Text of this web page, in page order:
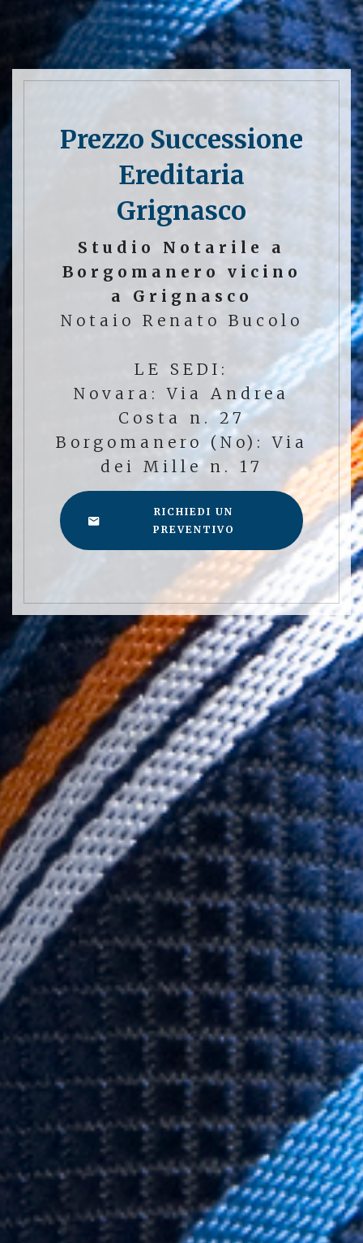
Prezzo Successione
Ereditaria
Grignasco
Studio Notarile a
Borgomanero vicino
a Grignasco
Notaio Renato Bucolo
LE SEDI:
Novara: Via Andrea
Costa n. 27
Borgomanero (No): Via
dei Mille n. 17
RICHIEDI UN
PREVENTIVO